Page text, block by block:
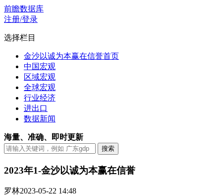
前瞻数据库
注册/登录
选择栏目
金沙以诚为本赢在信誉首页
中国宏观
区域宏观
全球宏观
行业经济
进出口
数据新闻
海量、准确、即时更新
2023年1-金沙以诚为本赢在信誉
罗林2023-05-22 14:48